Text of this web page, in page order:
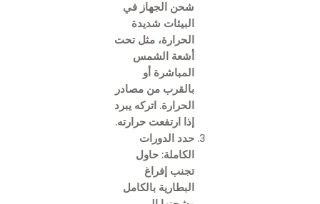
شحن الجهاز في
البيئات شديدة
الحرارة، مثل تحت
أشعة الشمس
المباشرة أو
بالقرب من مصادر
الحرارة. اتركه يبرد
إذا ارتفعت حرارته.
حدد الدورات
الكاملة: حاول
تجنب إفراغ
البطارية بالكامل